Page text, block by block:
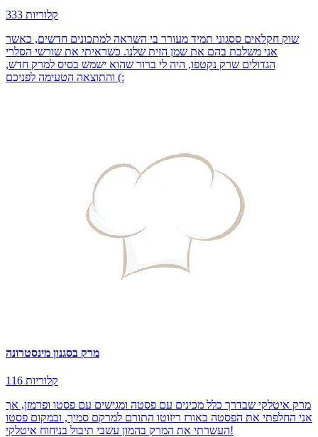
333 קלוריות
שוק חקלאים ססגוני תמיד מעורר בי השראה למתכונים חדשים, כאשר
אני משלבת בהם את שמן הזית שלנו. כשראיתי את שורשי הסלרי
הגדולים שרק נקטפו, היה לי ברור שהוא ישמש בסיס למרק חדש,
והתוצאה הטעימה לפניכם (:
מרק בסגנון מינסטרונה
116 קלוריות
מרק איטלקי שבדרך כלל מכינים עם פסטה ומגישים עם פסטו ופרמזן, אך
אני החלפתי את הפסטה באורז ריזוטו התורם למרקם סמיך, ובמקום פסטו
העשרתי את המרק בהמון עשבי תיבול בניחוח איטלקי!